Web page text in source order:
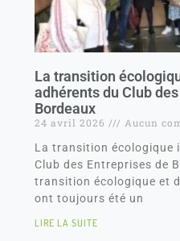
La transition
adhérents du Club
Bordeaux
24 avril 2026
Aucun
La transition écologique
Club des Entreprises de
transition écologique et
ont toujours été un
LIRE LA SUITE